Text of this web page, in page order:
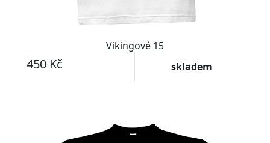
Vikingové 15
450 Kč skladem